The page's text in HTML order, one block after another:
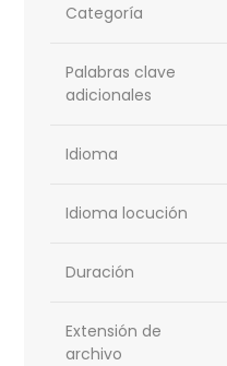
Categoría
Palabras clave
adicionales
Idioma
Idioma locución
Duración
Extensión de
archivo